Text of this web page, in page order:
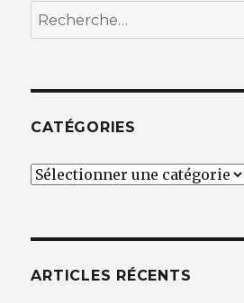
Recherche
pour
CATÉGORIES
Catégories
ARTICLES RÉCENTS